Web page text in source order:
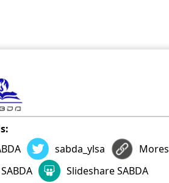
sabda_ylsa
Mores
Slideshare SABDA